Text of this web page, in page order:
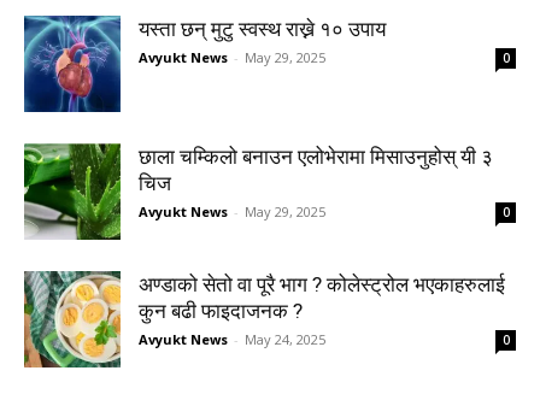
यस्ता छन् मुटु स्वस्थ राख्ने १० उपाय
Avyukt News - May 29, 2025 0
छाला चम्किलो बनाउन एलोभेरामा मिसाउनुहोस् यी ३
चिज
Avyukt News - May 29, 2025 0
अण्डाको सेतो वा पूरै भाग ? कोलेस्ट्रोल भएकाहरुलाई
कुन बढी फाइदाजनक ?
Avyukt News - May 24, 2025 0